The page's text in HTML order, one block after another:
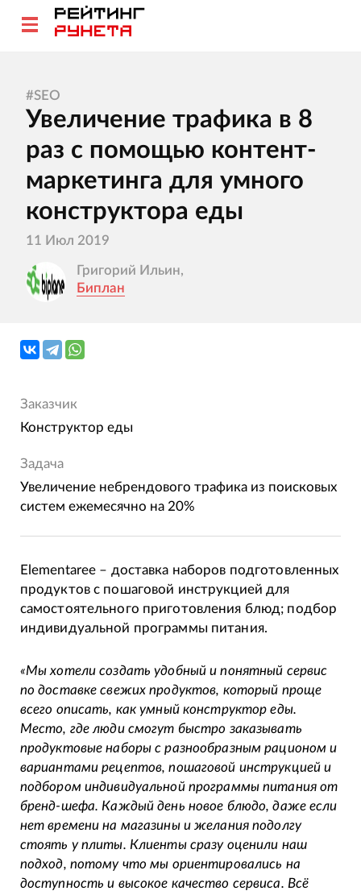
#SEO
Увеличение трафика в 8
раз с помощью контент-
маркетинга для умного
конструктора еды
11 Июл 2019
Григорий Ильин,
Биплан
Заказчик
Конструктор еды
Задача
Увеличение небрендового трафика из поисковых
систем ежемесячно на 20%
Elementaree – доставка наборов подготовленных
продуктов с пошаговой инструкцией для
самостоятельного приготовления блюд; подбор
индивидуальной программы питания.
«Мы хотели создать удобный и понятный сервис
по доставке свежих продуктов, который проще
всего описать, как умный конструктор еды.
Место, где люди смогут быстро заказывать
продуктовые наборы с разнообразным рационом и
вариантами рецептов, пошаговой инструкцией и
подбором индивидуальной программы питания от
бренд-шефа. Каждый день новое блюдо, даже если
нет времени на магазины и желания подолгу
стоять у плиты. Клиенты сразу оценили наш
подход, потому что мы ориентировались на
доступность и высокое качество сервиса. Всё